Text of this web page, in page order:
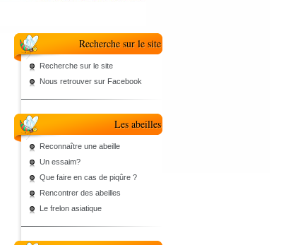
Recherche sur le site
Recherche sur le site
Nous retrouver sur Facebook
Les abeilles
Reconnaître une abeille
Un essaim?
Que faire en cas de piqûre ?
Rencontrer des abeilles
Le frelon asiatique